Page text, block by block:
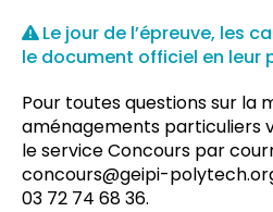
Le jour de l’épreuve, les
le document officiel en leur
Pour toutes questions sur la
aménagements particuliers
le service Concours par
concours@geipi-
03 72 74 68 36.